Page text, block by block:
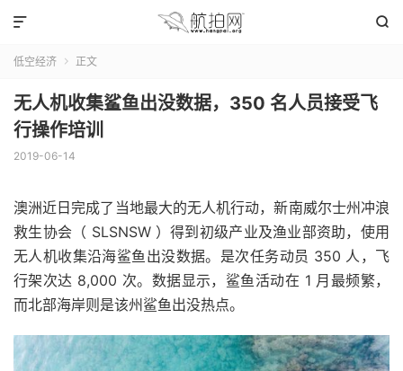


低空经济  正文
无人机收集鲨鱼出没数据，350 名人员接受飞
行操作培训
2019-06-14
澳洲近日完成了当地最大的无人机行动，新南威尔士州冲浪
救生协会（ SLSNSW ）得到初级产业及渔业部资助，使用
无人机收集沿海鲨鱼出没数据。是次任务动员 350 人，飞
行架次达 8,000 次。数据显示，鲨鱼活动在 1 月最频繁，
而北部海岸则是该州鲨鱼出没热点。